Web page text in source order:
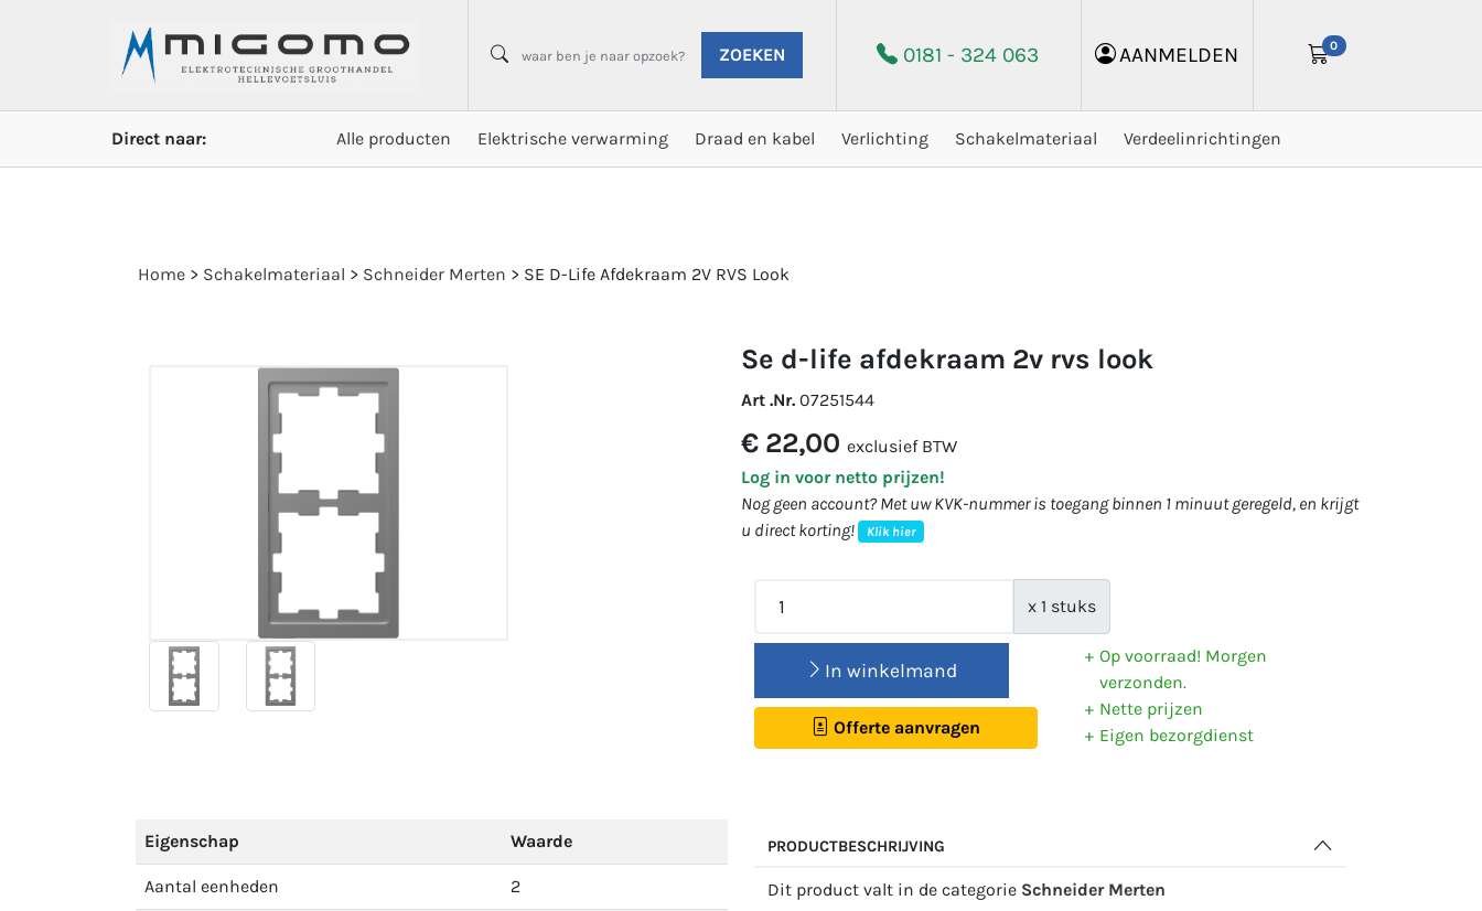
ZOEKEN 0181 - 324 063 AANMELDEN 0
Direct naar: Alle producten Elektrische verwarming Draad en kabel Verlichting Schakelmateriaal Verdeelinrichtingen
Home > Schakelmateriaal > Schneider Merten > SE D-Life Afdekraam 2V RVS Look
se d-life afdekraam 2v rvs look
Art .Nr. 07251544
€ 22,00 exclusief BTW
Log in voor netto prijzen!
Nog geen account? Met uw KVK-nummer is toegang binnen 1 minuut geregeld, en krijgt
u direct korting!
Klik hier
x 1 stuks
In winkelmand
Offerte aanvragen
Op voorraad! Morgen
verzonden.
Nette prijzen
Eigen bezorgdienst
Eigenschap Waarde
Aantal eenheden 2
PRODUCTBESCHRIJVING
Dit product valt in de categorie Schneider Merten